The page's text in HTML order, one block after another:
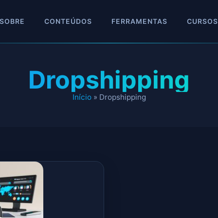
SOBRE CONTEÚDOS FERRAMENTAS CURSOS
Dropshipping
Início» Dropshipping